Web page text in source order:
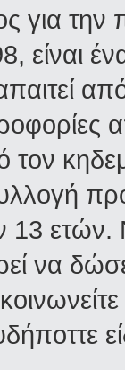
για την
είναι
τον
ετών.
να